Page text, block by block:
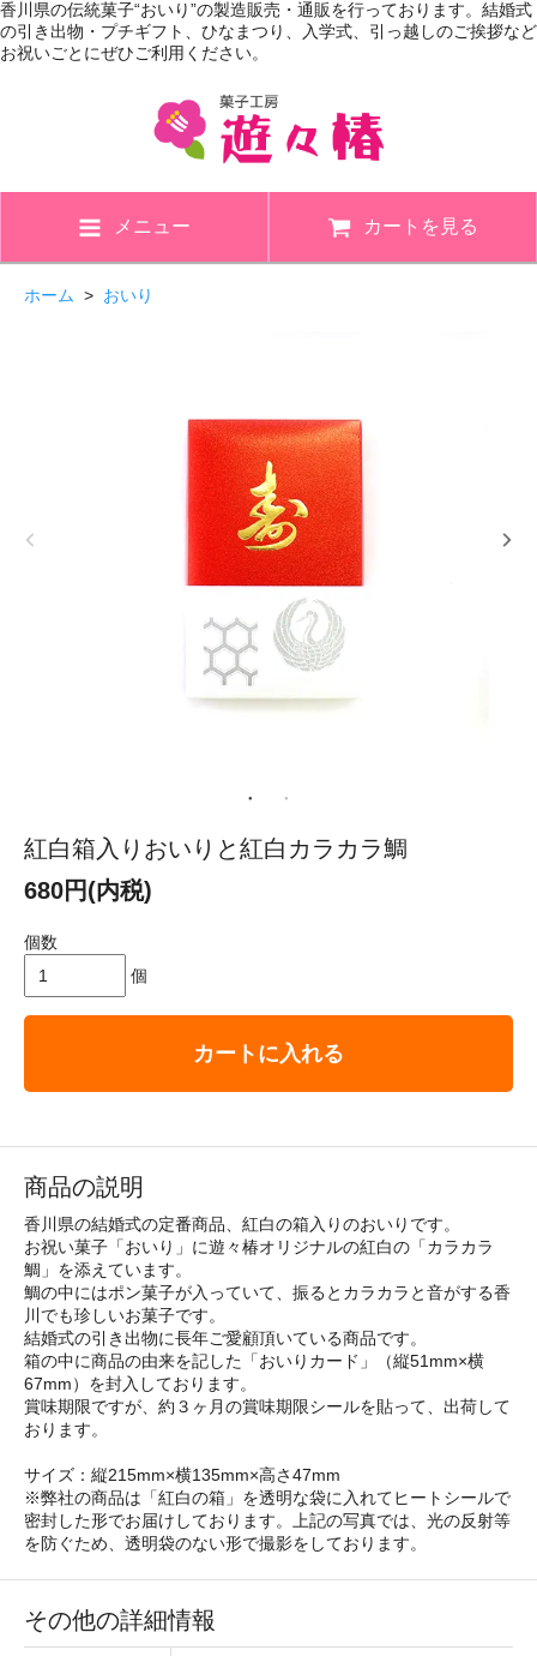
香川県の伝統菓子“おいり”の製造販売・通販を行っております。結婚式
の引き出物・プチギフト、ひなまつり、入学式、引っ越しのご挨拶など
お祝いごとにぜひご利用ください。
メニュー カートを見る
ホーム > おいり
紅白箱入りおいりと紅白カラカラ鯛
680円(内税)
個数
個
カートに入れる
商品の説明
香川県の結婚式の定番商品、紅白の箱入りのおいりです。
お祝い菓子「おいり」に遊々椿オリジナルの紅白の「カラカラ
鯛」を添えています。
鯛の中にはポン菓子が入っていて、振るとカラカラと音がする香
川でも珍しいお菓子です。
結婚式の引き出物に長年ご愛顧頂いている商品です。
箱の中に商品の由来を記した「おいりカード」（縦51mm×横
67mm）を封入しております。
賞味期限ですが、約３ヶ月の賞味期限シールを貼って、出荷して
おります。
サイズ：縦215mm×横135mm×高さ47mm
※弊社の商品は「紅白の箱」を透明な袋に入れてヒートシールで
密封した形でお届けしております。上記の写真では、光の反射等
を防ぐため、透明袋のない形で撮影をしております。
その他の詳細情報